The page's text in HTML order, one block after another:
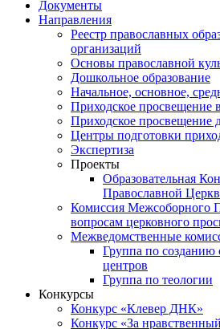
Документы
Направления
Реестр православных
организаций
Основы православной
Дошкольное образование
Начальное, основное,
Приходское просвещение
Приходское просвещение
Центры подготовки
Экспертиза
Проекты
Образовательная
Православной
Комиссия Межсоборного
вопросам церковного
Межведомственные
Группа по созданию
центров
Группа по теологии
Конкурсы
Конкурс «Клевер ДНК»
Конкурс «За